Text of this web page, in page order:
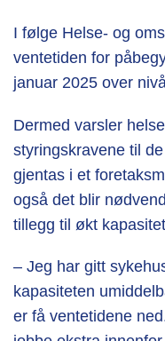
I følge Helse- og
ventetiden for
januar 2025 over
Dermed varsler
styringskravene til
gjentas i et
også det blir
tillegg til økt
– Jeg har gitt
kapasiteten
er få ventetidene